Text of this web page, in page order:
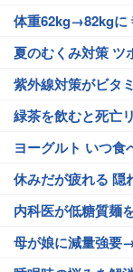
体重62kg→82kgに
夏のむくみ対策 ツ
紫外線対策がビタ
緑茶を飲むと死亡
ヨーグルト いつ食
休みだが疲れる 隠
内科医が低糖質麺
母が娘に減量強要